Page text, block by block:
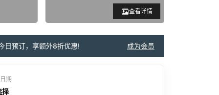
查看详情
日预订，享额外8折优惠! 成为会员
期
择